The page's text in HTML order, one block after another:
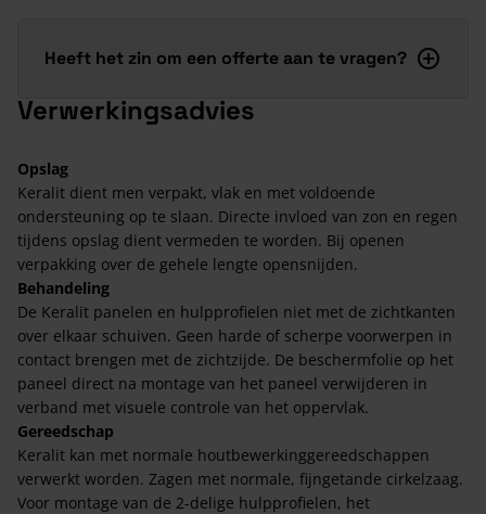
Heeft het zin om een offerte aan te vragen?
Verwerkingsadvies
Opslag
Keralit dient men verpakt, vlak en met voldoende
ondersteuning op te slaan. Directe invloed van zon en regen
tijdens opslag dient vermeden te worden. Bij openen
verpakking over de gehele lengte opensnijden.
Behandeling
De Keralit panelen en hulpprofielen niet met de zichtkanten
over elkaar schuiven. Geen harde of scherpe voorwerpen in
contact brengen met de zichtzijde. De beschermfolie op het
paneel direct na montage van het paneel verwijderen in
verband met visuele controle van het oppervlak.
Gereedschap
Keralit kan met normale houtbewerkinggereedschappen
verwerkt worden. Zagen met normale, fijngetande cirkelzaag.
Voor montage van de 2-delige hulpprofielen, het